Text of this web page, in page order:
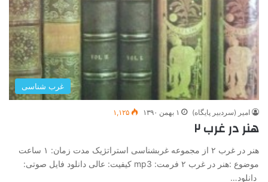
غرب شناسی
امیر (سردبیر پایگاه) ۱ بهمن ۱۳۹۰ ۱,۱۲۵
هنر در غرب ۲
هنر در غرب ۲ از مجموعه غرب­شناسی استراتژیک مدت زمان: ۱ ساعت
موضوع :هنر در غرب ۲ فرمت: mp3 کیفیت: عالی دانلود فایل صوتی:
دانلود…